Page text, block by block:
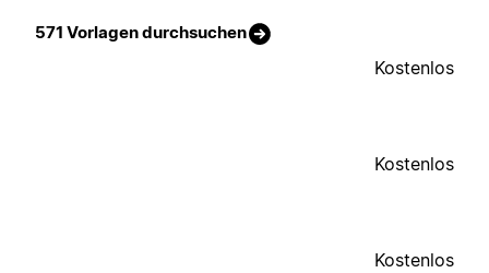
571 Vorlagen durchsuchen
Kostenlos
Kostenlos
Kostenlos